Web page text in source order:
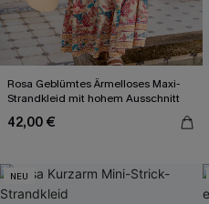
Rosa Geblümtes Ärmelloses Maxi-
Strandkleid mit hohem Ausschnitt
42,00 €
NEU